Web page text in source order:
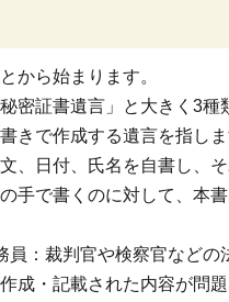
から始まります。
密証書遺言」と大きく3種
きで作成する遺言を指し
、日付、氏名を自書し、
手で書くのに対して、本
：裁判官や検察官などの
成・記載された内容が問